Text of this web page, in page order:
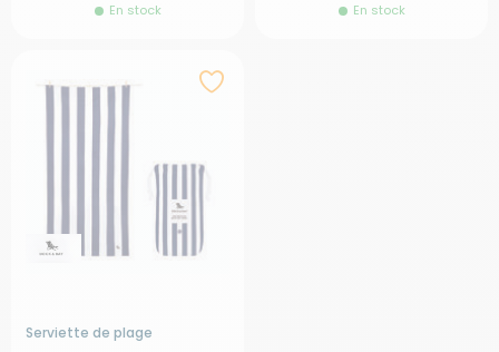
En stock En stock
Serviette de plage